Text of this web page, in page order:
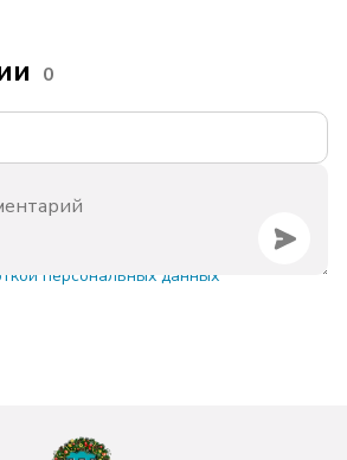
0
персональных данных